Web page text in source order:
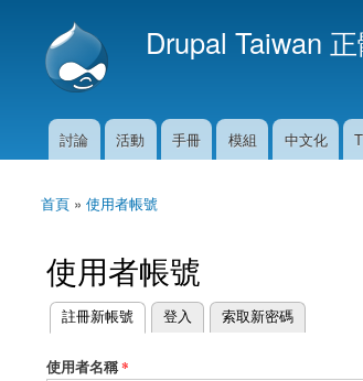
Drupal Taiwan
主選單
討論 活動 手冊 模組 中文化
您在這裡
首頁 » 使用者帳號
使用者帳號
主要索引標籤
註冊新帳號
(作用中頁籤) 登入 索取新密碼
使用者名稱*